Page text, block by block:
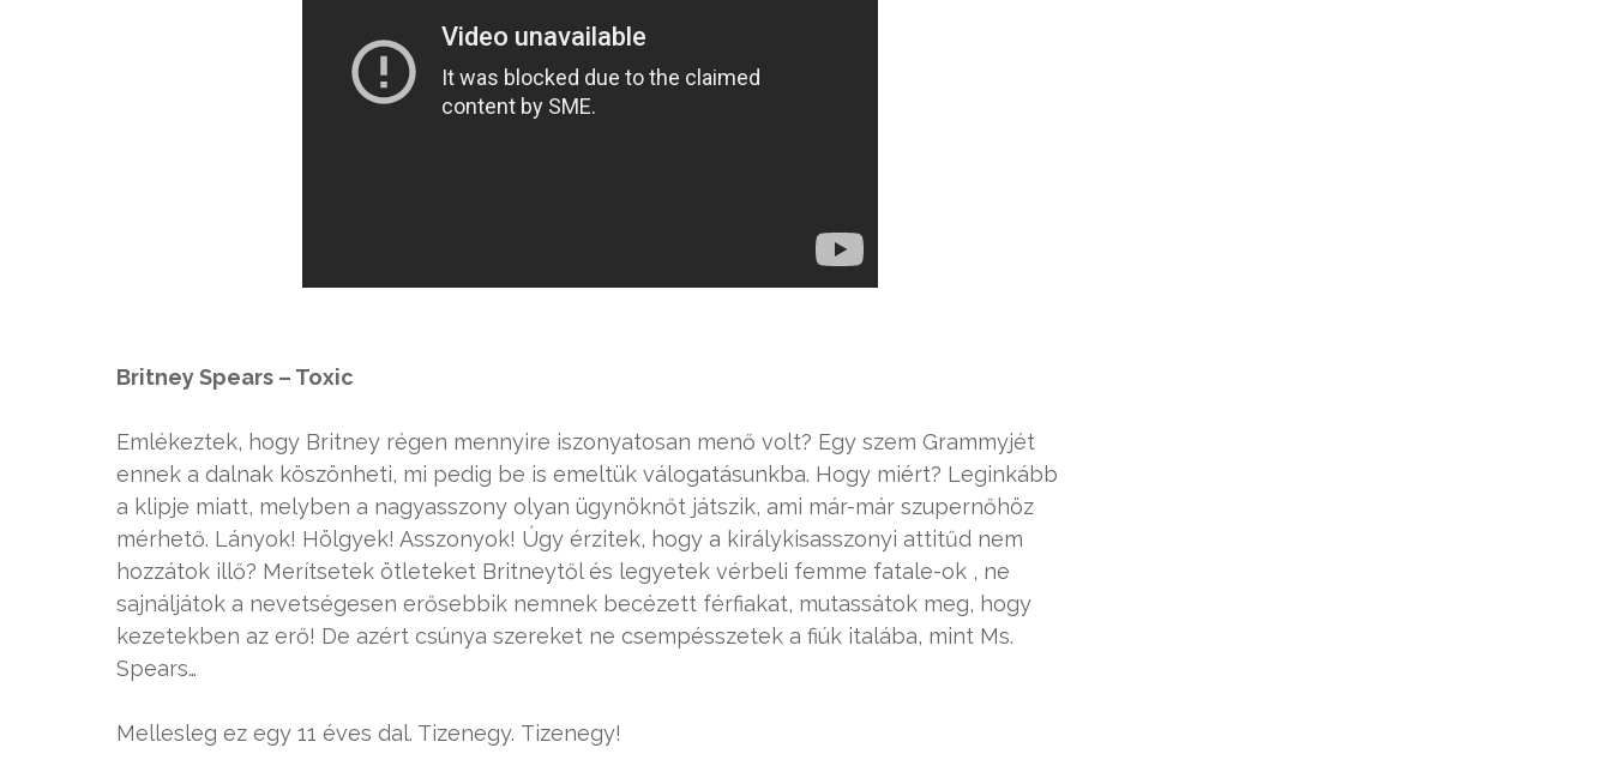
Britney Spears – Toxic
Emlékeztek, hogy Britney régen mennyire iszonyatosan menő volt? Egy szem Grammyjét
ennek a dalnak köszönheti, mi pedig be is emeltük válogatásunkba. Hogy miért? Leginkább
a klipje miatt, melyben a nagyasszony olyan ügynöknőt játszik, ami már-már szupernőhöz
mérhető. Lányok! Hölgyek! Asszonyok! Úgy érzitek, hogy a királykisasszonyi attitűd nem
hozzátok illő? Merítsetek ötleteket Britneytől és legyetek vérbeli femme fatale-ok , ne
sajnáljátok a nevetségesen erősebbik nemnek becézett férfiakat, mutassátok meg, hogy
kezetekben az erő! De azért csúnya szereket ne csempésszetek a fiúk italába, mint Ms.
Spears…
Mellesleg ez egy 11 éves dal. Tizenegy. Tizenegy!